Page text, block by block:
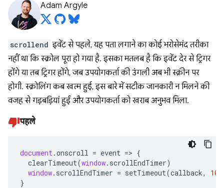
Adam Argyle
scrollend इवेंट से पहले, यह पता लगाने का कोई भरोसेमंद तरीका
नहीं था कि स्क्रोल पूरा हो गया है. इसका मतलब है कि इवेंट देर से ट्रिगर
होंगे या तब ट्रिगर होंगे, जब उपयोगकर्ता की उंगली अब भी स्क्रीन पर
होगी. स्क्रोलिंग कब खत्म हुई, इस बारे में सटीक जानकारी न मिलने की
वजह से गड़बड़ियां हुईं और उपयोगकर्ता को खराब अनुभव मिला.
पहले
document.onscroll = event => {
clearTimeout(window. scrollEndTimer)
window. scrollEndTimer = setTimeout(callback, 100
}